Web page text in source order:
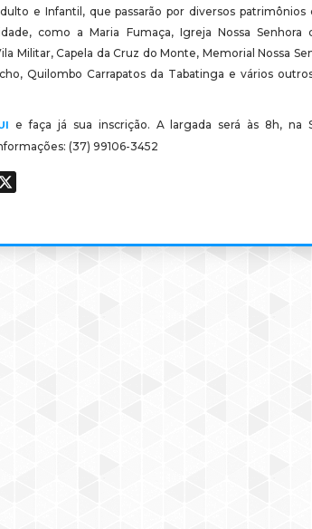
e Infantil, que passarão por diversos patrimônios
como a Maria Fumaça, Igreja Nossa Senhora
Militar, Capela da Cruz do Monte, Memorial Nossa
Quilombo Carrapatos da Tabatinga e vários
e faça já sua inscrição. A largada será às 8h, na
(37) 99106-3452